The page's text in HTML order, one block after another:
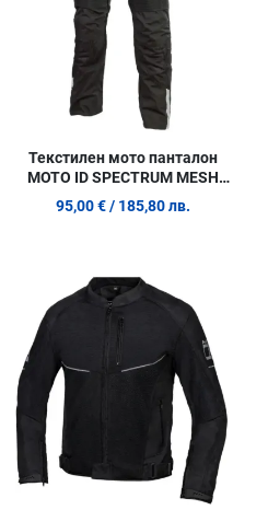
Текстилен мото панталон
MOTO ID SPECTRUM MESH
BLACK
95,00 € / 185,80 лв.